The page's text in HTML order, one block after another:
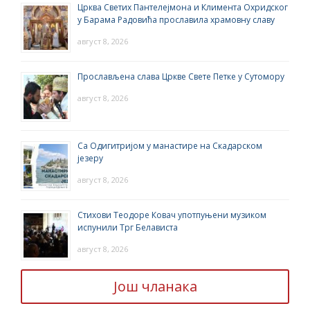
Црква Светих Пантелејмона и Климента Охридског
у Барама Радовића прославила храмовну славу
август 8, 2026
Прослављена слава Цркве Свете Петке у Сутомору
август 8, 2026
Са Одигитријом у манастире на Скадарском
језеру
август 8, 2026
Стихови Теодоре Ковач употпуњени музиком
испунили Трг Белависта
август 8, 2026
Још чланака